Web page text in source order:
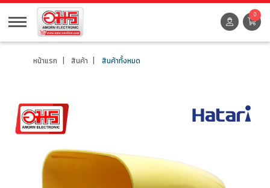
0
หน้าแรก สินค้า สินค้าทั้งหมด